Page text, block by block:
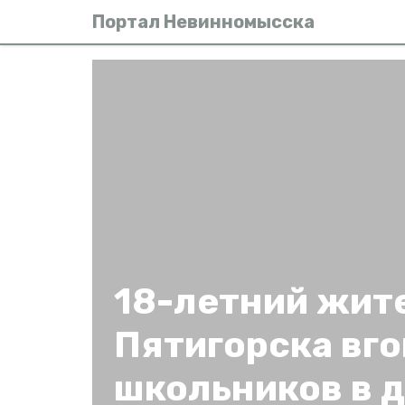
Портал Невинномысска
18-летний
Пятигорска
школьников в